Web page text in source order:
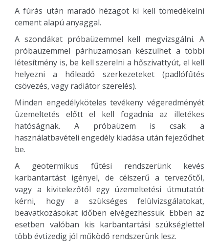
A fúrás után maradó hézagot ki kell tömedékelni
cement alapú anyaggal.
A szondákat próbaüzemmel kell megvizsgálni. A
próbaüzemmel párhuzamosan készülhet a többi
létesítmény is, be kell szerelni a hőszivattyút, el kell
helyezni a hőleadó szerkezeteket (padlófűtés
csövezés, vagy radiátor szerelés).
Minden engedélyköteles tevékeny végeredményét
üzemeltetés előtt el kell fogadnia az illetékes
hatóságnak. A próbaüzem is csak a
használatbavételi engedély kiadása után fejeződhet
be.
A geotermikus fűtési rendszerünk kevés
karbantartást igényel, de célszerű a tervezőtől,
vagy a kivitelezőtől egy üzemeltetési útmutatót
kérni, hogy a szükséges felülvizsgálatokat,
beavatkozásokat időben elvégezhessük. Ebben az
esetben valóban kis karbantartási szükséglettel
több évtizedig jól működő rendszerünk lesz.